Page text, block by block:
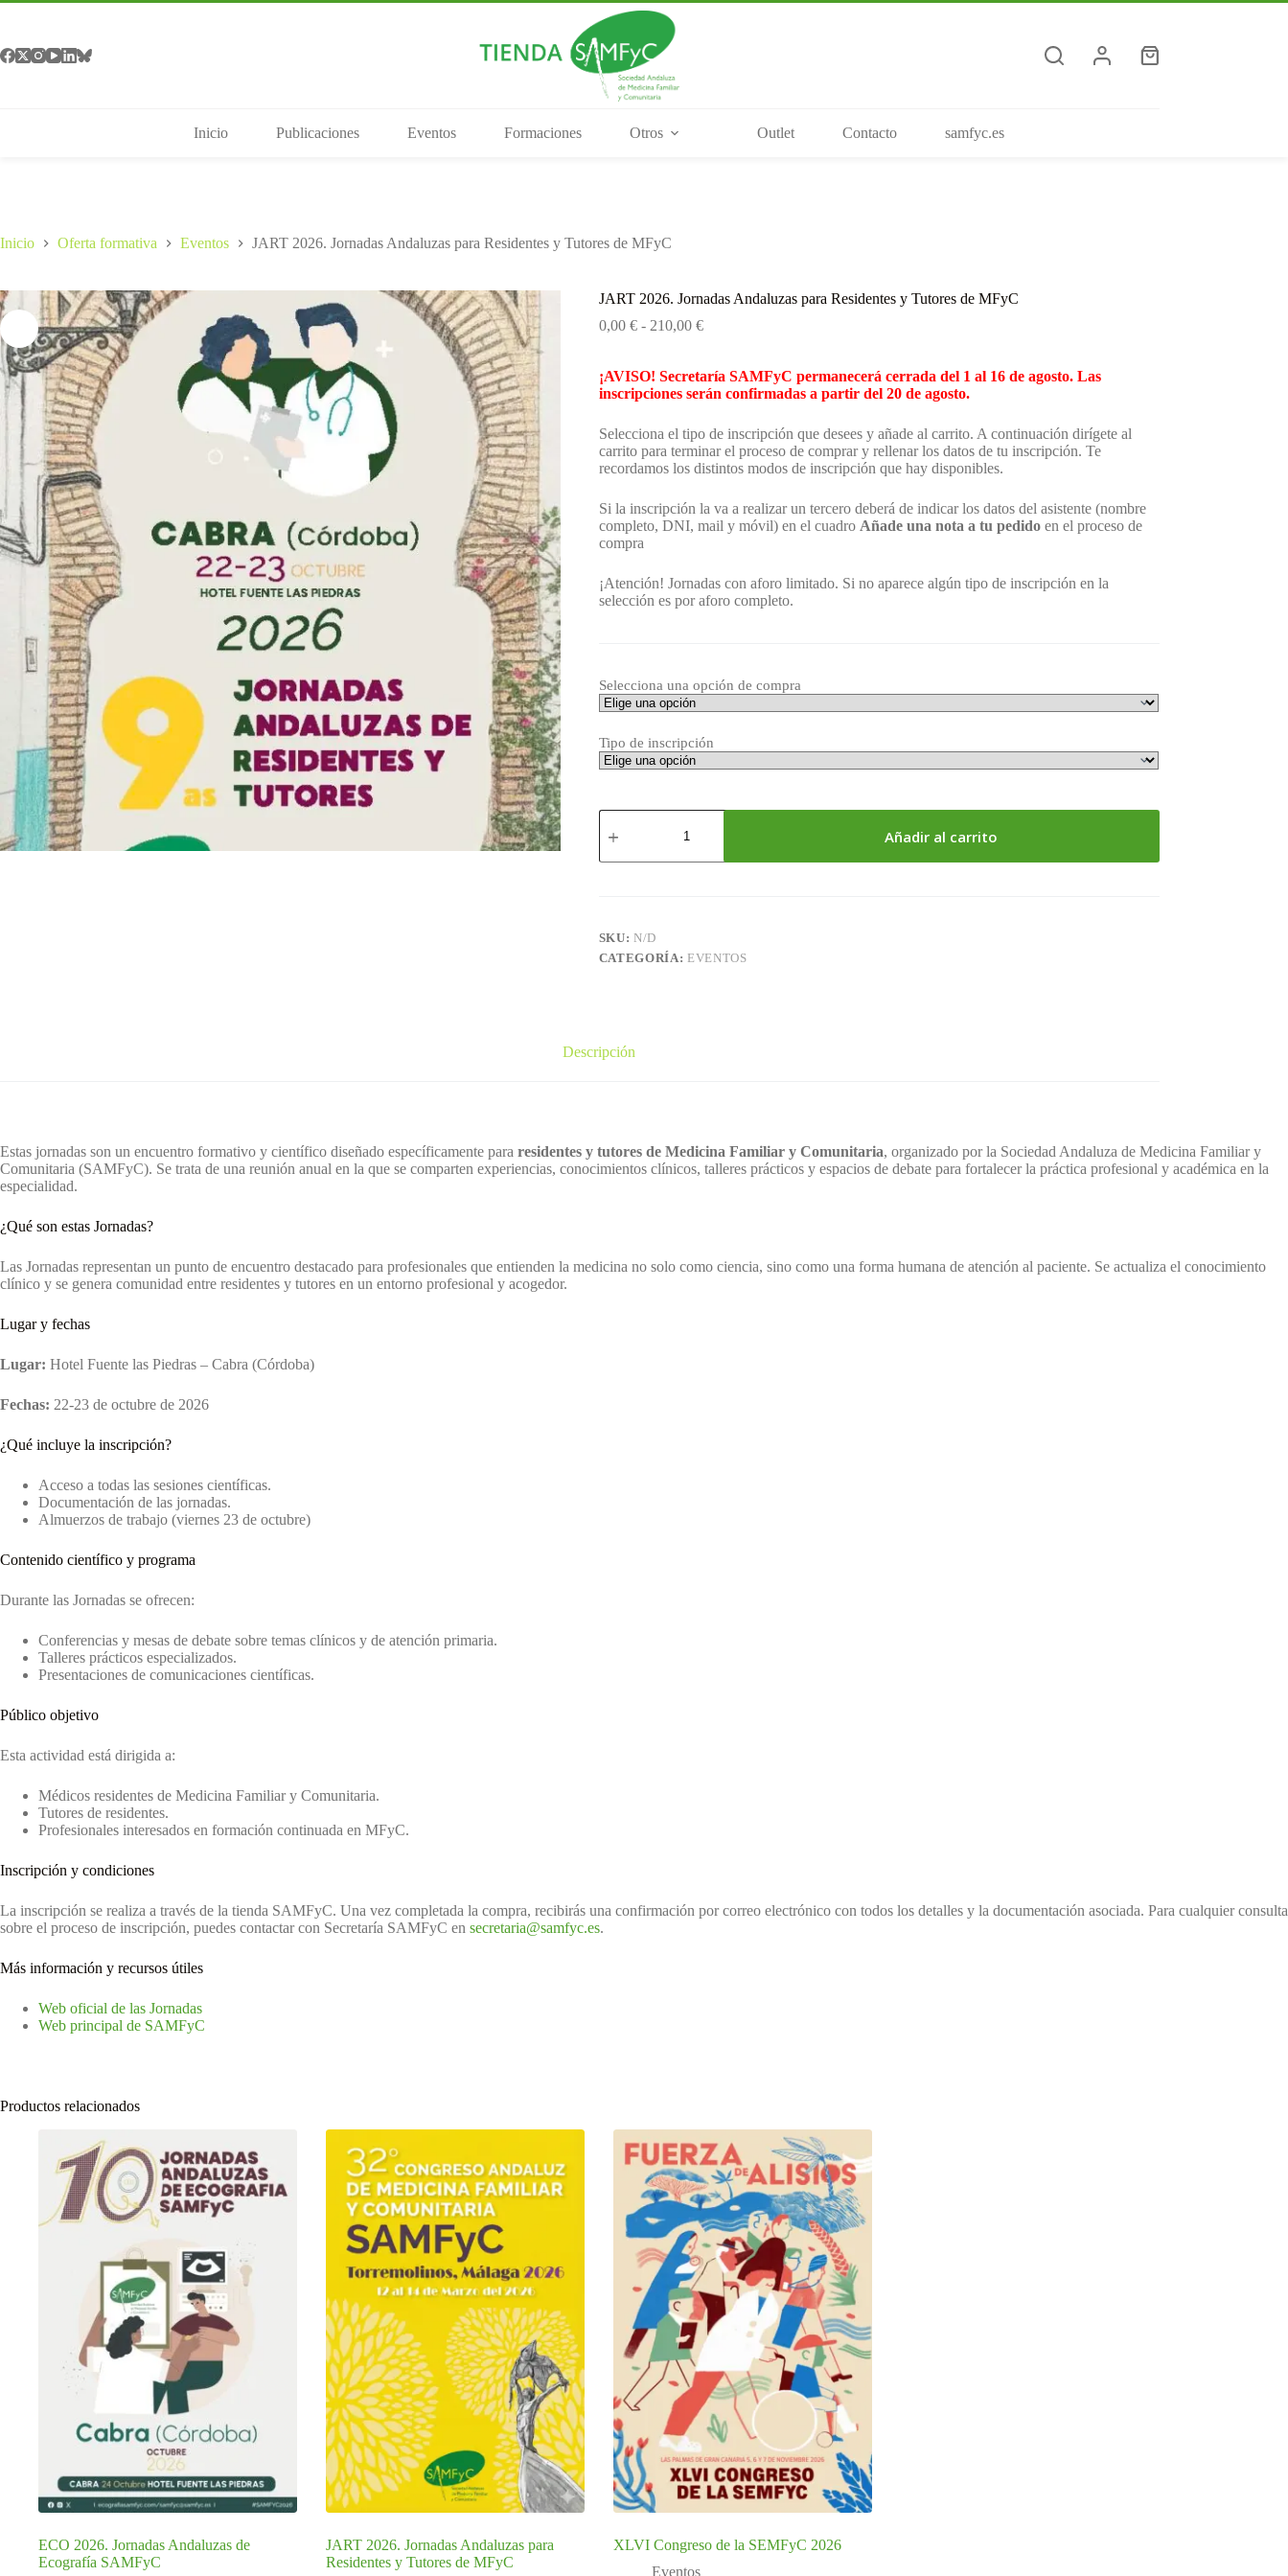
Saltar
Carro
Inicio Publicaciones Eventos Formaciones Otros Outlet Contacto samfyc.es
Inicio Oferta formativa Eventos JART 2026. Jornadas Andaluzas para Residentes y Tutores de MFyC
JART 2026. Jornadas Andaluzas para Residentes y Tutores de MFyC
0,00 € - 210,00 €Rango
desde
0,00 €
210,00 €
¡AVISO! Secretaría SAMFyC permanecerá cerrada del 1 al 16 de agosto. Las
inscripciones serán confirmadas a partir del 20 de agosto.
Selecciona el tipo de inscripción que desees y añade al carrito. A continuación dirígete al
carrito para terminar el proceso de comprar y rellenar los datos de tu inscripción. Te
recordamos los distintos modos de inscripción que hay disponibles.
Si la inscripción la va a realizar un tercero deberá de indicar los datos del asistente (nombre
completo, DNI, mail y móvil) en el cuadro Añade una nota a tu pedidoen el proceso de
compra
¡Atención! Jornadas con aforo limitado. Si no aparece algún tipo de inscripción en la
selección es por aforo completo.
Selecciona una opción de compra
Tipo de inscripción
JART
2026.
Andaluzas
Tutores
de
MFyC
Añadir al carrito
SKU:N/D
CATEGORÍA: EVENTOS
Descripción
Estas jornadas son un encuentro formativo y científico diseñado específicamente para residentes y tutores de Medicina Familiar y Comunitaria, organizado por la Sociedad Andaluza de Medicina Familiar y
Comunitaria (SAMFyC). Se trata de una reunión anual en la que se comparten experiencias, conocimientos clínicos, talleres prácticos y espacios de debate para fortalecer la práctica profesional y académica en la
especialidad.
¿Qué son estas Jornadas?
Las Jornadas representan un punto de encuentro destacado para profesionales que entienden la medicina no solo como ciencia, sino como una forma humana de atención al paciente. Se actualiza el conocimiento
clínico y se genera comunidad entre residentes y tutores en un entorno profesional y acogedor.
Lugar y fechas
Lugar: Hotel Fuente las Piedras – Cabra (Córdoba)
Fechas: 22-23 de octubre de 2026
¿Qué incluye la inscripción?
Acceso a todas las sesiones científicas.
Documentación de las jornadas.
Almuerzos de trabajo (viernes 23 de octubre)
Contenido científico y programa
Durante las Jornadas se ofrecen:
Conferencias y mesas de debate sobre temas clínicos y de atención primaria.
Talleres prácticos especializados.
Presentaciones de comunicaciones científicas.
Público objetivo
Esta actividad está dirigida a:
Médicos residentes de Medicina Familiar y Comunitaria.
Tutores de residentes.
Profesionales interesados en formación continuada en MFyC.
Inscripción y condiciones
La inscripción se realiza a través de la tienda SAMFyC. Una vez completada la compra, recibirás una confirmación por correo electrónico con todos los detalles y la documentación asociada. Para cualquier consulta
sobre el proceso de inscripción, puedes contactar con Secretaría SAMFyC en secretaria@samfyc.es.
Más información y recursos útiles
Web oficial de las Jornadas
Web principal de SAMFyC
Productos relacionados
ECO 2026. Jornadas Andaluzas de
Ecografía SAMFyC
JART 2026. Jornadas Andaluzas para
Residentes y Tutores de MFyC
XLVI Congreso de la SEMFyC 2026
Eventos